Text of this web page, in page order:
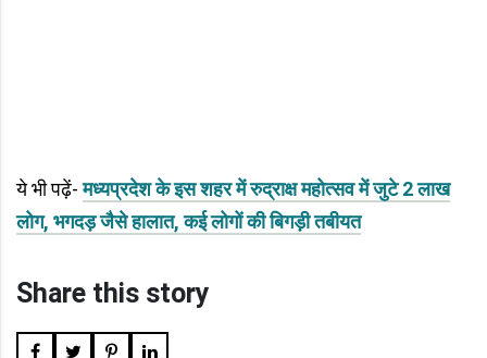
ये भी पढ़ें-मध्यप्रदेश के इस शहर में रुद्राक्ष महोत्सव में जुटे 2 लाख
लोग, भगदड़ जैसे हालात, कई लोगों की बिगड़ी तबीयत
Share this story